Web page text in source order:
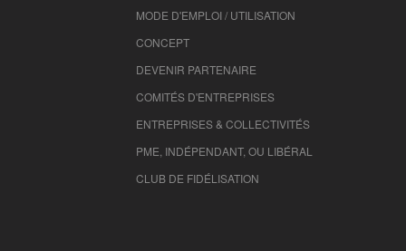
MODE D'EMPLOI / UTILISATION
CONCEPT
DEVENIR PARTENAIRE
COMITÉS D'ENTREPRISES
ENTREPRISES & COLLECTIVITÉS
PME, INDÉPENDANT, OU LIBÉRAL
CLUB DE FIDÉLISATION